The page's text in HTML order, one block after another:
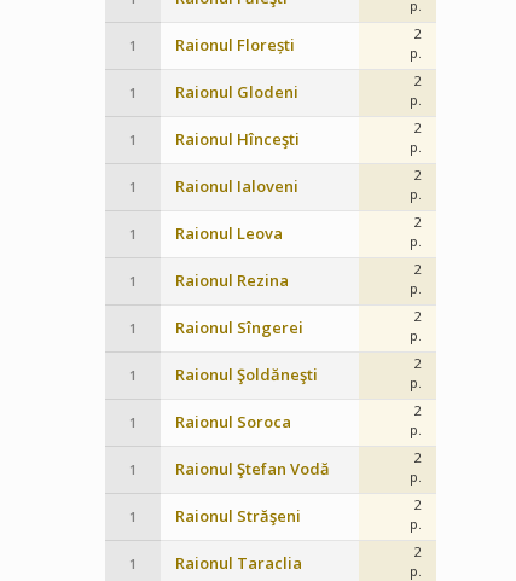
p.
1 Raionul Florești
2
p.
1 Raionul Glodeni
2
p.
1 Raionul Hînceşti
2
p.
1 Raionul Ialoveni
2
p.
1 Raionul Leova
2
p.
1 Raionul Rezina
2
p.
1 Raionul Sîngerei
2
p.
1 Raionul Şoldăneşti
2
p.
1 Raionul Soroca
2
p.
1 Raionul Ştefan Vodă
2
p.
1 Raionul Străşeni
2
p.
1 Raionul Taraclia
2
p.